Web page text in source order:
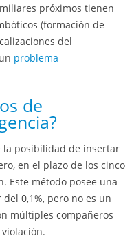
próximos tienen
(formación de
del
problema
de
la posibilidad de insertar
en el plazo de los cinco
Este método posee una
0,1%, pero no es un
múltiples compañeros